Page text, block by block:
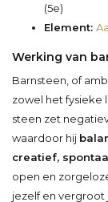
(5e)
Element:
Werking van
Barnsteen, of
zowel het fysieke
steen zet
waardoor hij
creatief,
open en
jezelf en vergroot